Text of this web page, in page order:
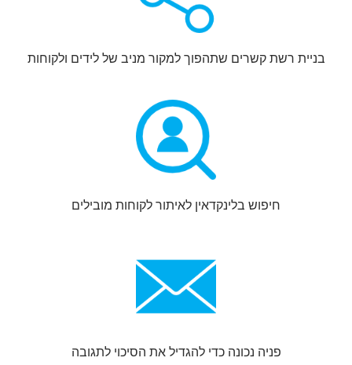
בניית רשת קשרים שתהפוך למקור מניב של לידים ולקוחות
חיפוש בלינקדאין לאיתור לקוחות מובילים
פניה נכונה כדי להגדיל את הסיכוי לתגובה